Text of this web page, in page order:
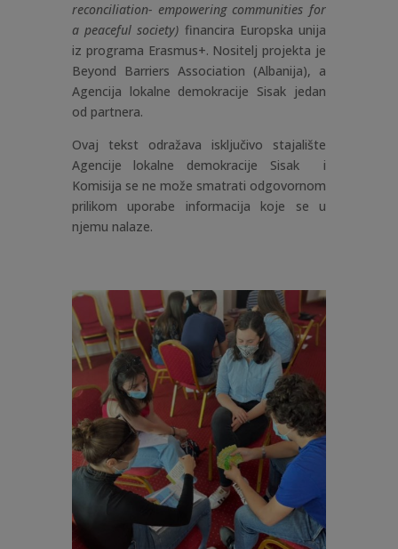
reconciliation- empowering communities for
a peaceful society) financira Europska unija
iz programa Erasmus+. Nositelj projekta je
Beyond Barriers Association (Albanija), a
Agencija lokalne demokracije Sisak jedan
od partnera.
Ovaj tekst odražava isključivo stajalište
Agencije lokalne demokracije Sisak i
Komisija se ne može smatrati odgovornom
prilikom uporabe informacija koje se u
njemu nalaze.